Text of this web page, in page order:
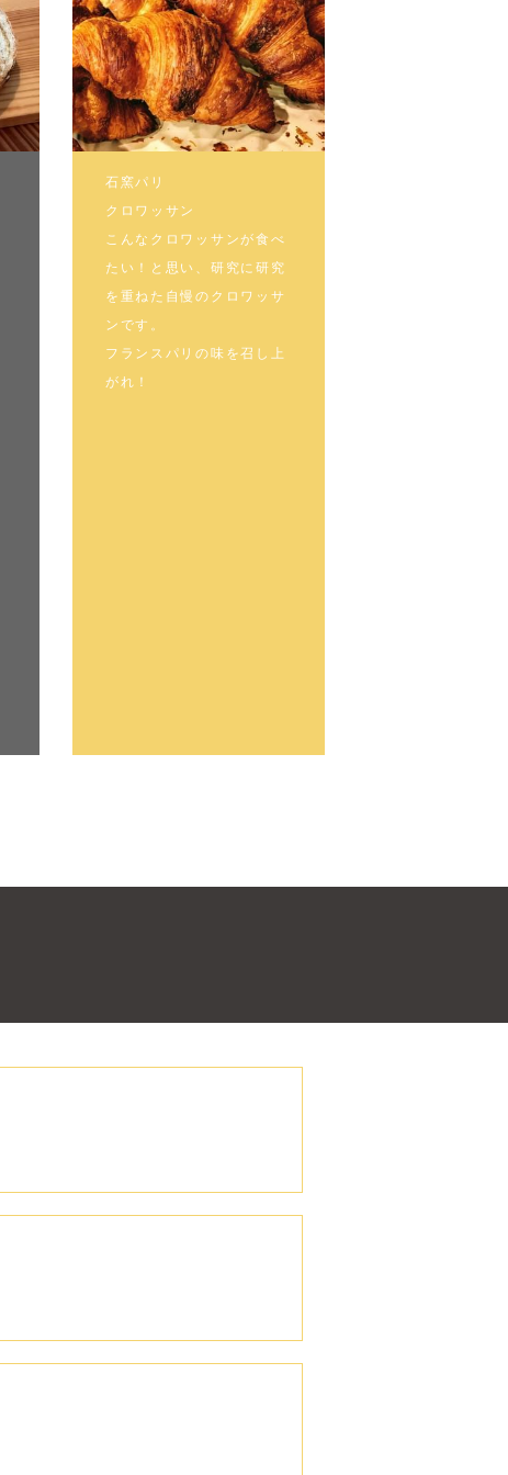
石窯パリ
クロワッサン
こんなクロワッサンが食べ
たい！と思い、研究に研究
を重ねた自慢のクロワッサ
ンです。
フランスパリの味を召し上
がれ！